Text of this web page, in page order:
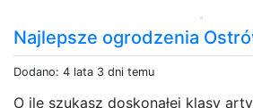
Najlepsze ogrodzenia
Dodano: 4 lata 3 dni temu
O ile szukasz doskonałej klasy